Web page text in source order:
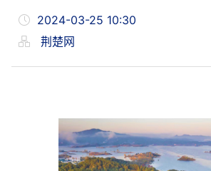
2024-03-25 10:30
荆楚网